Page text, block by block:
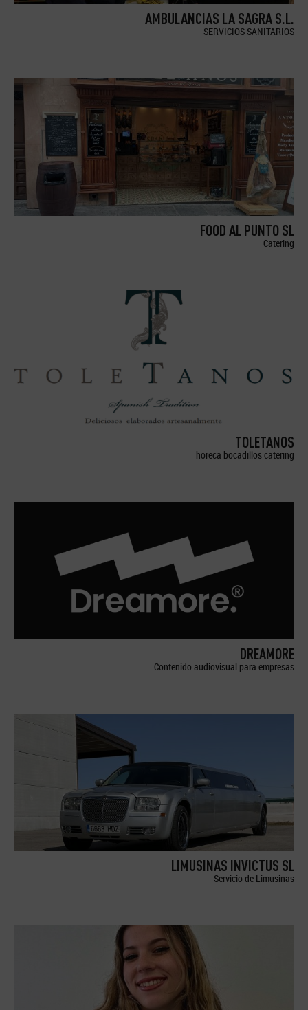
AMBULANCIAS LA SAGRA S.L.
SERVICIOS SANITARIOS
FOOD AL PUNTO SL
Catering
TOLETANOS
horeca bocadillos catering
DREAMORE
Contenido audiovisual para empresas
LIMUSINAS INVICTUS SL
Servicio de Limusinas